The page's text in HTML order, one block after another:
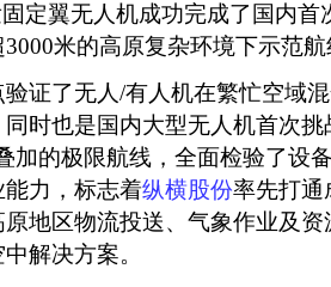
定翼无人机成功完成了国内
米的高原复杂环境下示范
证了无人/有人机在繁忙空域
时也是国内大型无人机首次
加的极限航线，全面检验了设
力，标志着纵横股份率先打通
地区物流投送、气象作业及
解决方案。